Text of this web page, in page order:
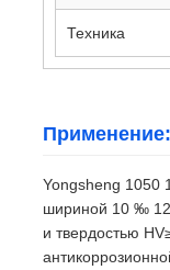
Техника
Применение:
Yongsheng 1050
шириной 10 ‰
и твердостью